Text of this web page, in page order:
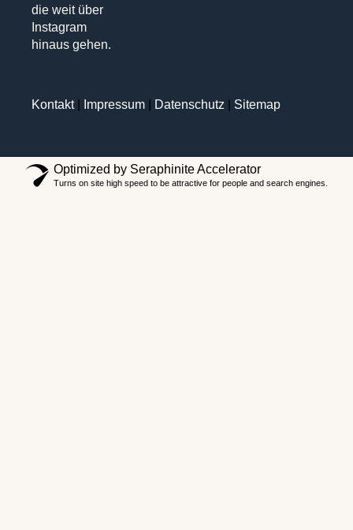
die weit über
Instagram
hinaus gehen.
Kontakt| Impressum Datenschutz Sitemap
Optimized by Seraphinite Accelerator
Turns on site high speed to be attractive for people and search engines.